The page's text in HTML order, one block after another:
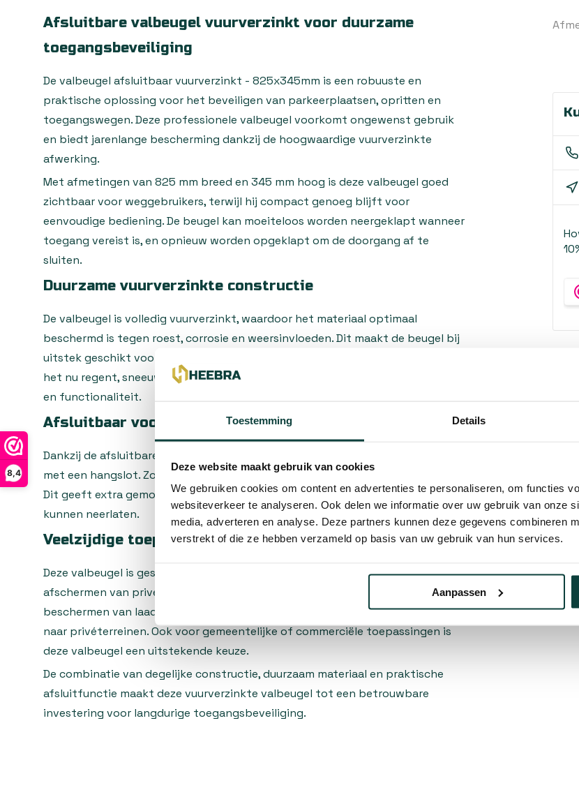
Toestemming Details
Deze website maakt gebruik van cookies
We gebruiken cookies om content en advertenties te personaliseren, om functies
websiteverkeer te analyseren. Ook delen we informatie over uw gebruik van onze
media, adverteren en analyse. Deze partners kunnen deze gegevens combineren
verstrekt of die ze hebben verzameld op basis van uw gebruik van hun services.
Aanpassen
8,4
Afsluitbare valbeugel vuurverzinkt voor duurzame
toegangsbeveiliging
De valbeugel afsluitbaar vuurverzinkt - 825x345mm is een robuuste en
praktische oplossing voor het beveiligen van parkeerplaatsen, opritten en
toegangswegen. Deze professionele valbeugel voorkomt ongewenst gebruik
en biedt jarenlange bescherming dankzij de hoogwaardige vuurverzinkte
afwerking.
Met afmetingen van 825 mm breed en 345 mm hoog is deze valbeugel goed
zichtbaar voor weggebruikers, terwijl hij compact genoeg blijft voor
eenvoudige bediening. De beugel kan moeiteloos worden neergeklapt wanneer
toegang vereist is, en opnieuw worden opgeklapt om de doorgang af te
sluiten.
Duurzame vuurverzinkte constructie
De valbeugel is volledig vuurverzinkt, waardoor het materiaal optimaal
beschermd is tegen roest, corrosie en weersinvloeden. Dit maakt de beugel bij
uitstek geschikt voor langdurig buitengebruik in alle weersomstandigheden. Of
het nu regent, sneeuwt of de zon schijnt, deze valbeugel behoudt zijn sterkte
en functionaliteit.
Afsluitbaar voor extra beveiliging
Dankzij de afsluitbare functie kan de valbeugel eenvoudig worden vergrendeld
met een hangslot. Zo bepaal je zelf wie toegang krijgt tot de beveiligde zone.
Dit geeft extra gemoedsrust en voorkomt dat onbevoegden de beugel zomaar
kunnen neerlaten.
Veelzijdige toepassingen
Deze valbeugel is geschikt voor diverse toepassingen, waaronder het
afschermen van privéparkeerplaatsen, het beveiligen van bedrijfsterreinen, het
beschermen van laad- en losplaatsen, of het afsluiten van toegangswegen
naar privéterreinen. Ook voor gemeentelijke of commerciële toepassingen is
deze valbeugel een uitstekende keuze.
De combinatie van degelijke constructie, duurzaam materiaal en praktische
afsluitfunctie maakt deze vuurverzinkte valbeugel tot een betrouwbare
investering voor langdurige toegangsbeveiliging.